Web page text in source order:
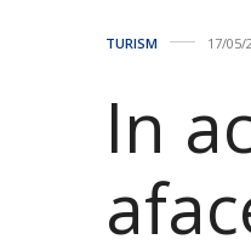
TURISM 17/05/
In